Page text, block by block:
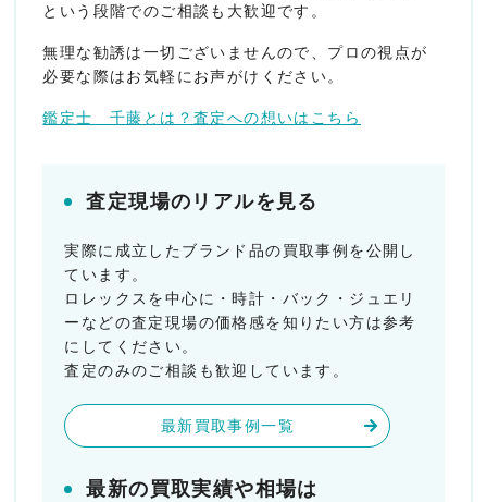
という段階でのご相談も大歓迎です。
無理な勧誘は一切ございませんので、プロの視点が
必要な際はお気軽にお声がけください。
鑑定士 千藤とは？査定への想いはこちら
査定現場のリアルを見る
実際に成立したブランド品の買取事例を公開し
ています。
ロレックスを中心に・時計・バック・ジュエリ
ーなどの査定現場の価格感を知りたい方は参考
にしてください。
査定のみのご相談も歓迎しています。
最新買取事例一覧
最新の買取実績や相場は